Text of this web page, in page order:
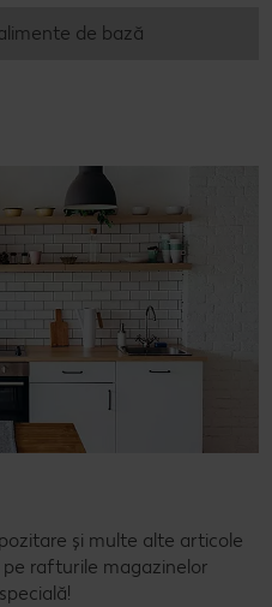
de bază
și multe alte articole
rafturile magazinelor